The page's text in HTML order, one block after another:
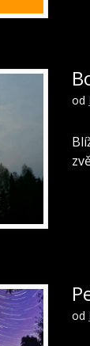
od
od